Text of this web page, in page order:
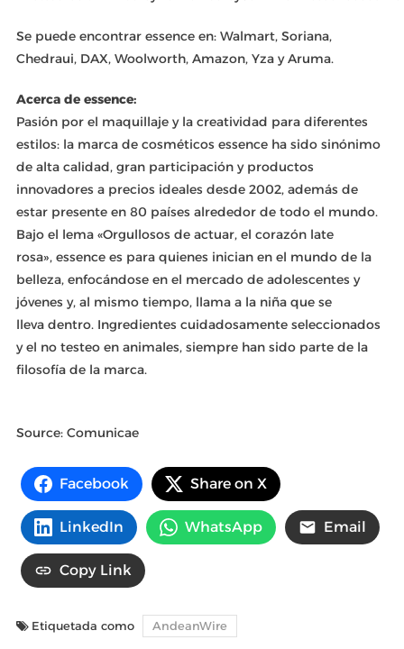
Se puede encontrar essence en: Walmart, Soriana,
Chedraui, DAX, Woolworth, Amazon, Yza y Aruma.
Acerca de essence:
Pasión por el maquillaje y la creatividad para diferentes
estilos: la marca de cosméticos essence ha sido sinónimo
de alta calidad, gran participación y productos
innovadores a precios ideales desde 2002, además de
estar presente en 80 países alrededor de todo el mundo.
Bajo el lema «Orgullosos de actuar, el corazón late
rosa», essence es para quienes inician en el mundo de la
belleza, enfocándose en el mercado de adolescentes y
jóvenes y, al mismo tiempo, llama a la niña que se
lleva dentro. Ingredientes cuidadosamente seleccionados
y el no testeo en animales, siempre han sido parte de la
filosofía de la marca.
Source: Comunicae
Facebook Share on X
LinkedIn WhatsApp Email
Copy Link
Etiquetada como AndeanWire